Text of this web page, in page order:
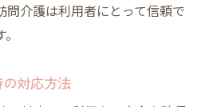
問介護は利用者にとって信頼で
対応方法